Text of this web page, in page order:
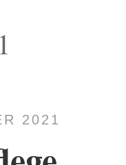
2021